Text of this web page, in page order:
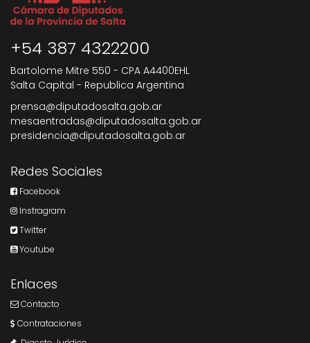
+54 387 4322200
Bartolome Mitre 550 - CPA A4400EHL
Salta Capital - Republica Argentina
prensa@diputadosalta.gob.ar
mesaentradas@diputadosalta.gob.ar
presidencia@diputadosalta.gob.ar
Redes Sociales
Facebook
Instragram
Twitter
Youtube
Enlaces
Contacto
Contrataciones